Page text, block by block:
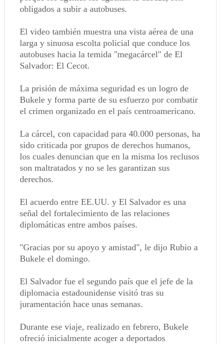
obligados a subir a autobuses.
El video también muestra una vista aérea de una
larga y sinuosa escolta policial que conduce los
autobuses hacia la temida "megacárcel" de El
Salvador: El Cecot.
La prisión de máxima seguridad es un logro de
Bukele y forma parte de su esfuerzo por combatir
el crimen organizado en el país centroamericano.
La cárcel, con capacidad para 40.000 personas, ha
sido criticada por grupos de derechos humanos,
los cuales denuncian que en la misma los reclusos
son maltratados y no se les garantizan sus
derechos.
El acuerdo entre EE.UU. y El Salvador es una
señal del fortalecimiento de las relaciones
diplomáticas entre ambos países.
"Gracias por su apoyo y amistad", le dijo Rubio a
Bukele el domingo.
El Salvador fue el segundo país que el jefe de la
diplomacia estadounidense visitó tras su
juramentación hace unas semanas.
Durante ese viaje, realizado en febrero, Bukele
ofreció inicialmente acoger a deportados